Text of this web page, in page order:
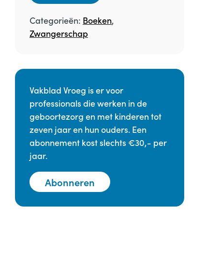
Categorieën: Boeken,
Zwangerschap
Vakblad Vroeg is er voor
professionals die werken in de
geboortezorg en met kinderen tot
zeven jaar en hun ouders. Een
abonnement kost slechts €30,- per
jaar.
Abonneren